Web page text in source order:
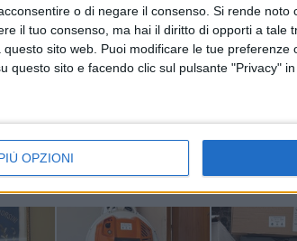
o di negare il consenso. Si rende noto
il tuo consenso, ma hai il diritto di opporti a tale
sito web. Puoi modificare le tue preferenze
questo sito e facendo clic sul pulsante "Privacy"
OPZIONI
delle attività dei Vigili del Fuoco, della
delle emergenze.
contribuire a migliorare la capacità di
idrico e riducendo, ove
nelle operazioni antincendio.
nell'ambito della Strategia Nazionale
di Spinazzola, Comune di Minervino